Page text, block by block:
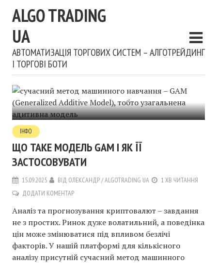
ALGO TRADING
UA
АВТОМАТИЗАЦІЯ ТОРГОВИХ СИСТЕМ – АЛГОТРЕЙДИНГ
І ТОРГОВІ БОТИ
ІНФО
ЩО ТАКЕ МОДЕЛЬ GAM І ЯК ЇЇ
ЗАСТОСОВУВАТИ
15.09.2025 ВІД ОЛЕКСАНДР / ALGOTRADING UA
1 ХВ ЧИТАННЯ
ДОДАТИ КОМЕНТАР
Аналіз та прогнозування криптовалют – завдання
не з простих. Ринок дуже волатильний, а поведінка
цін може змінюватися під впливом безлічі
факторів. У нашій платформі для кількісного
аналізу присутній сучасний метод машинного